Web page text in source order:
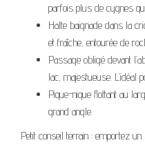
parfois plus de cygnes
Halte baignade dans la
et fraîche, entourée de
Passage obligé devant
lac, majestueuse. L’idéal
Pique-nique flottant au
grand angle.
Petit conseil terrain : emportez